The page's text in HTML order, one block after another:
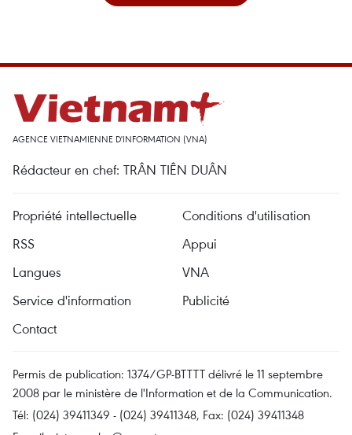
AGENCE VIETNAMIENNE D'INFORMATION (VNA)
Rédacteur en chef: TRÂN TIÊN DUÂN
Propriété intellectuelle
Conditions d'utilisation
RSS
Appui
Langues
VNA
Service d'information
Publicité
Contact
Permis de publication: 1374/GP-BTTTT délivré le 11 septembre
2008 par le ministère de l'Information et de la Communication.
Tél: (024) 39411349 - (024) 39411348, Fax: (024) 39411348